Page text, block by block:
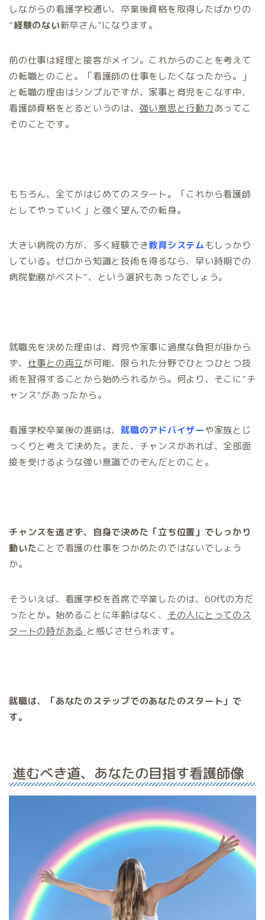
しながらの看護学校通い、卒業後資格を取得したばかりの
“経験のない新卒さん”になります。
前の仕事は経理と接客がメイン。これからのことを考えて
の転職とのこと。「看護師の仕事をしたくなったから。」
と転職の理由はシンプルですが、家事と育児をこなす中、
看護師資格をとるというのは、 強い意思と行動力あってこ
そのことです。
もちろん、全てがはじめてのスタート。「これから看護師
としてやっていく」と強く望んでの転身。
大きい病院の方が、多く経験でき教育システムもしっかり
している。ゼロから知識と技術を得るなら、早い時期での
病院勤務がベスト”、という選択もあったでしょう。
就職先を決めた理由は、育児や家事に過度な負担が掛から
ず、 仕事との両立が可能、限られた分野でひとつひとつ技
術を習得することから始められるから。何より、そこに”チ
ャンス”があったから。
看護学校卒業後の進路は、就職のアドバイザーや家族とじ
っくりと考えて決めた。また、チャンスがあれば、全部面
接を受けるような強い意識でのぞんだとのこと。
チャンスを逃さず、自身で決めた「立ち位置」でしっかり
動いたことで看護の仕事をつかめたのではないでしょう
か。
そういえば、看護学校を首席で卒業したのは、60代の方だ
ったとか。始めることに年齢はなく、 その人にとってのス
タートの時がある と感じさせられます。
就職は、「あなたのステップでのあなたのスタート」で
す。
進むべき道、あなたの目指す看護師像